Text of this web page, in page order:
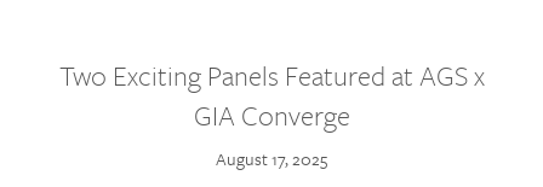
Two Exciting Panels Featured at AGS x
GIA Converge
August 17, 2025